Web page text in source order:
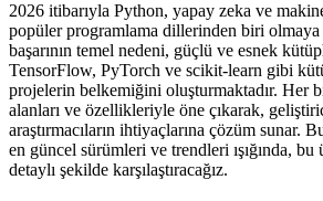
2026 itibarıyla Python, yapay zeka ve
popüler programlama dillerinden biri
başarının temel nedeni, güçlü ve esnek
TensorFlow, PyTorch ve scikit-learn gibi
projelerin belkemiğini oluşturmaktadır. Her
alanları ve özellikleriyle öne çıkarak,
araştırmacıların ihtiyaçlarına çözüm sunar.
en güncel sürümleri ve trendleri ışığında,
detaylı şekilde karşılaştıracağız.